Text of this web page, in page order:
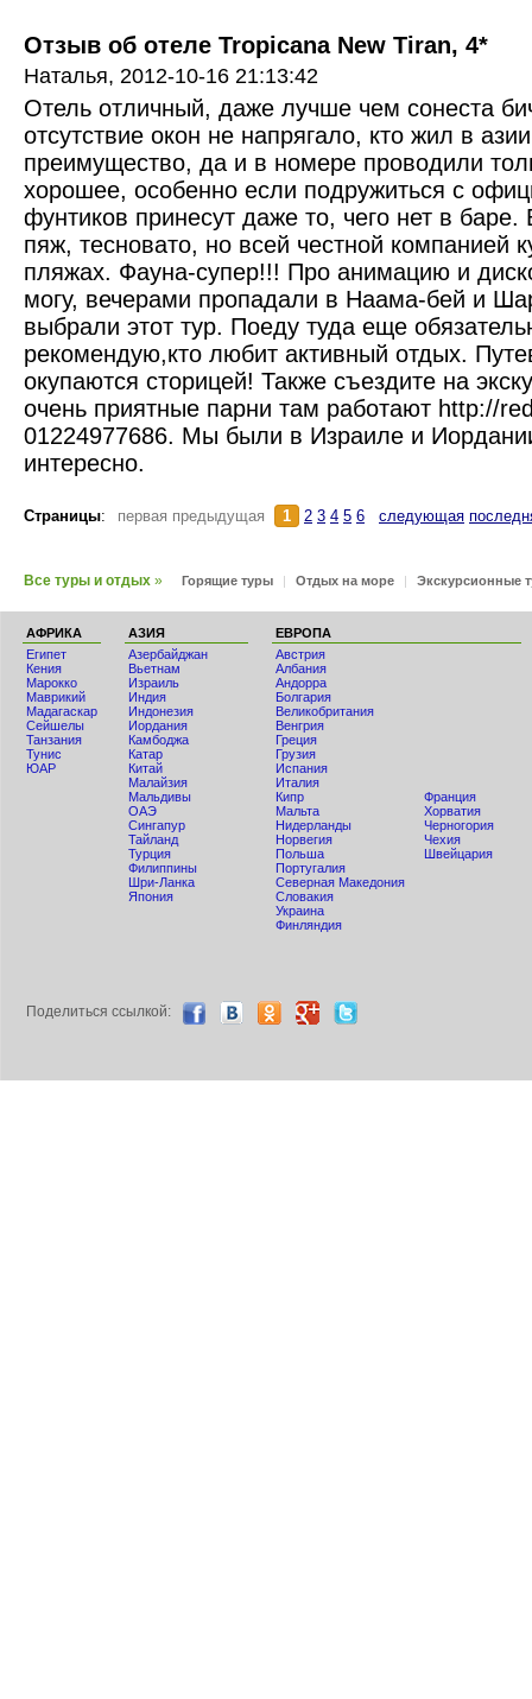
Отзыв об отеле Tropicana New Tiran, 4*
Наталья, 2012-10-16 21:13:42
Отель отличный, даже лучше чем сонеста
отсутствие окон не напрягало, кто жил в
преимущество, да и в номере проводили
хорошее, особенно если подружиться с
фунтиков принесут даже то, чего нет в
пяж, тесновато, но всей честной компанией
пляжах. Фауна-супер!!! Про анимацию и
могу, вечерами пропадали в Наама-бей и
выбрали этот тур. Поеду туда еще
рекомендую,кто любит активный отдых.
окупаются сторицей! Также съездите на
очень приятные парни там работают http://
01224977686. Мы были в Израиле и
интересно.
Страницы: первая предыдущая 1 2 3 4 5 6 следующая
Все туры и отдых » Горящие туры | Отдых на море | Экскурсионные
АФРИКА
Египет
Кения
Мaрокко
Маврикий
Мадагаскар
Сейшелы
Танзания
Тунис
ЮАР
АЗИЯ
Азербайджан
Вьетнам
Израиль
Индия
Индонезия
Иордания
Камбоджа
Катар
Китай
Малайзия
Мальдивы
ОАЭ
Сингапур
Тайланд
Турция
Филиппины
Шри-Ланка
Япония
ЕВРОПА
Австрия
Албания
Андорра
Болгария
Великобритания
Венгрия
Греция
Грузия
Испания
Италия
Кипр
Мальта
Нидерланды
Норвегия
Польша
Португалия
Северная Македония
Словакия
Украина
Финляндия
Франция
Хорватия
Черногория
Чехия
Швейцария
Поделиться ccылкой: